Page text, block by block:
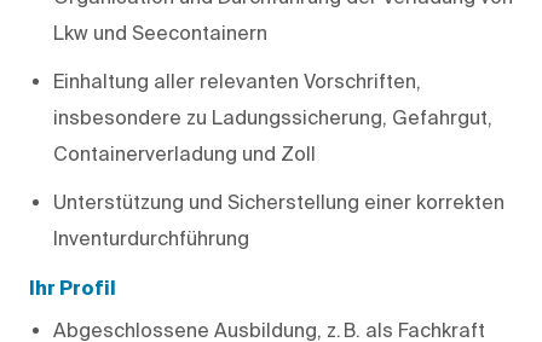
Lkw und Seecontainern
Einhaltung aller relevanten Vorschriften,
insbesondere zu Ladungssicherung, Gefahrgut,
Containerverladung und Zoll
Unterstützung und Sicherstellung einer korrekten
Inventurdurchführung
Ihr Profil
Abgeschlossene Ausbildung, z. B. als Fachkraft